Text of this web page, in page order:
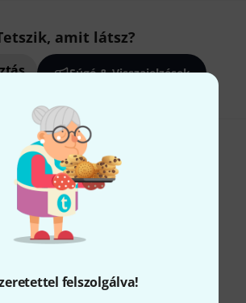
felszolgálva!
amit látsz?
Súgó & Visszajelzések
Thomann hírlevél
angol nyelvű hírlevelére, és kis
a